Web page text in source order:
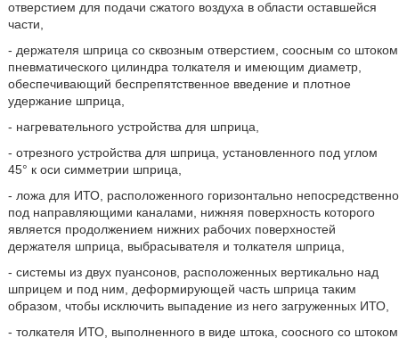
отверстием для подачи сжатого воздуха в области оставшейся
части,
- держателя шприца со сквозным отверстием, соосным со штоком
пневматического цилиндра толкателя и имеющим диаметр,
обеспечивающий беспрепятственное введение и плотное
удержание шприца,
- нагревательного устройства для шприца,
- отрезного устройства для шприца, установленного под углом
45° к оси симметрии шприца,
- ложа для ИТО, расположенного горизонтально непосредственно
под направляющими каналами, нижняя поверхность которого
является продолжением нижних рабочих поверхностей
держателя шприца, выбрасывателя и толкателя шприца,
- системы из двух пуансонов, расположенных вертикально над
шприцем и под ним, деформирующей часть шприца таким
образом, чтобы исключить выпадение из него загруженных ИТО,
- толкателя ИТО, выполненного в виде штока, соосного со штоком